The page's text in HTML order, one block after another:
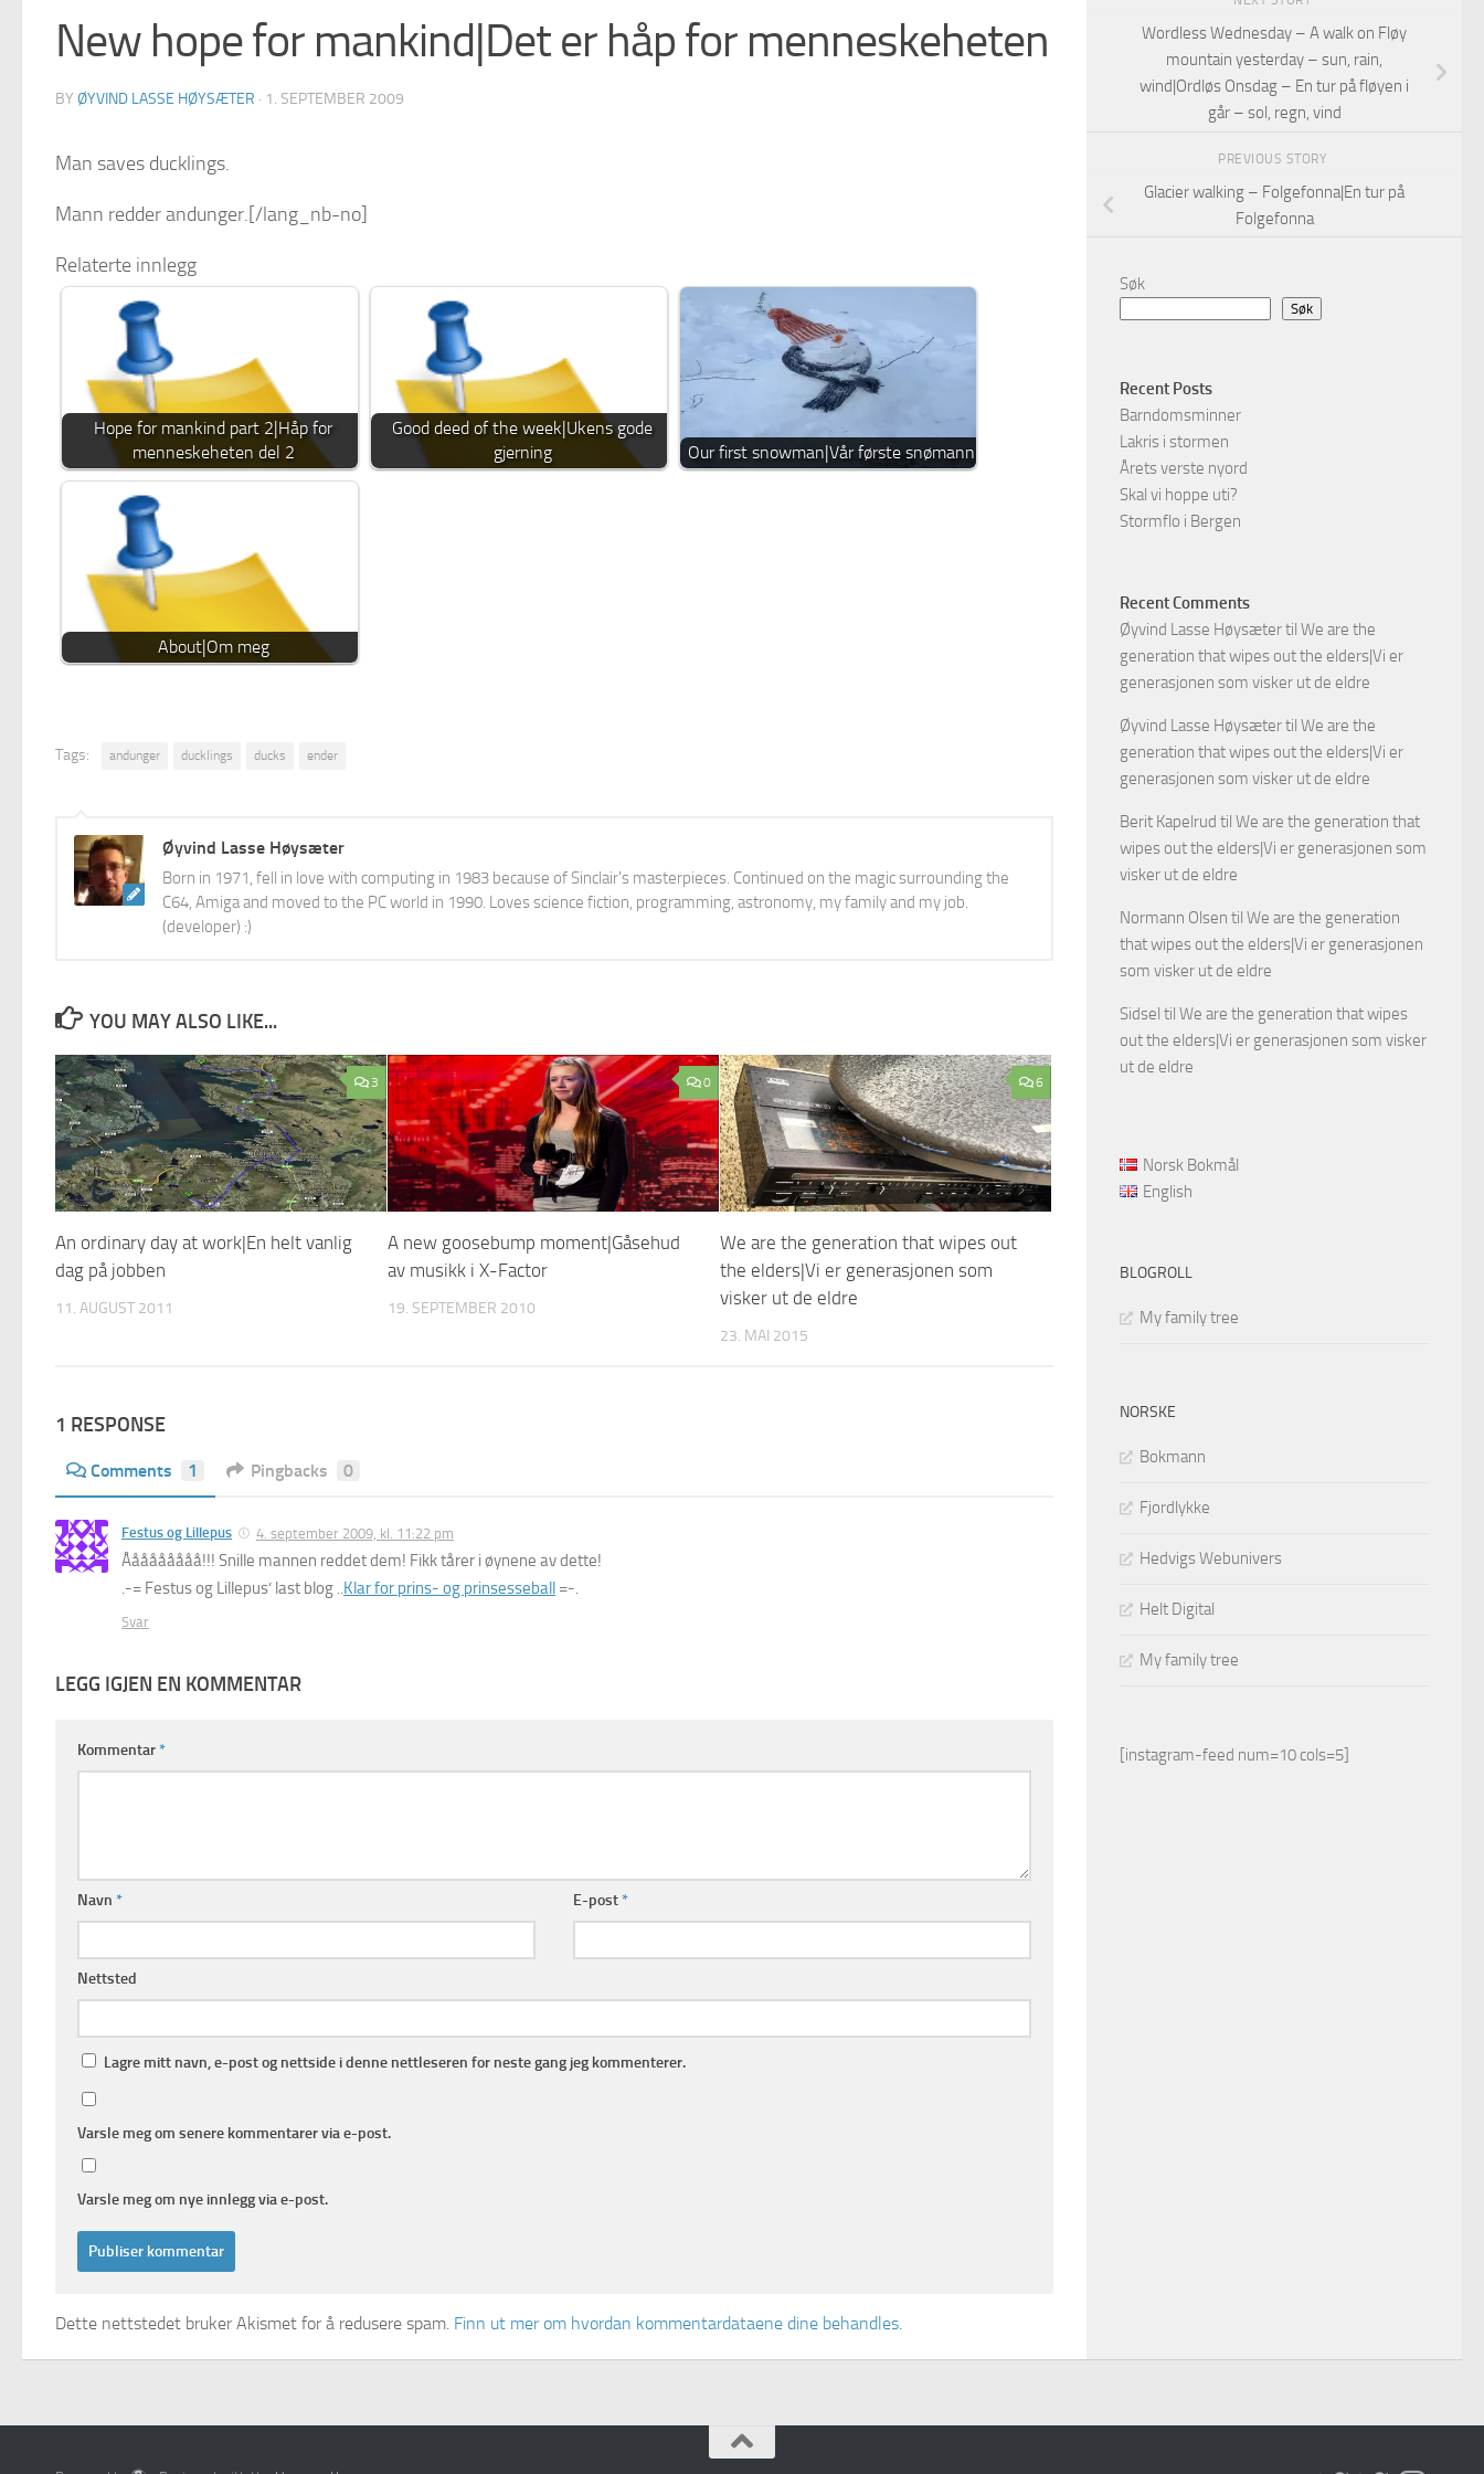
New hope for mankind|Det er håp for menneskeheten
BY ØYVIND LASSE HØYSÆTER · 1. SEPTEMBER 2009
Man saves ducklings.
Mann redder andunger.[/lang_nb-no]
Relaterte innlegg
Hope for mankind part 2|Håp for
menneskeheten del 2
Good deed of the week|Ukens gode
gjerning
Our first snowman|Vår første snømann
About|Om meg
Tags: andunger ducklings ducks ender
Øyvind Lasse Høysæter
Born in 1971, fell in love with computing in 1983 because of Sinclair's masterpieces. Continued on the magic surrounding the
C64, Amiga and moved to the PC world in 1990. Loves science fiction, programming, astronomy, my family and my job.
(developer) :)
YOU MAY ALSO LIKE...
3
An ordinary day at work|En helt vanlig
dag på jobben
11. AUGUST 2011
0
A new goosebump moment|Gåsehud
av musikk i X-Factor
19. SEPTEMBER 2010
6
We are the generation that wipes out
the elders|Vi er generasjonen som
visker ut de eldre
23. MAI 2015
1 RESPONSE
Comments 1 Pingbacks 0
Festus og Lillepus 4. september 2009, kl. 11:22 pm
Ååååååååå!!! Snille mannen reddet dem! Fikk tårer i øynene av dette!
.-= Festus og Lillepus’ last blog ..Klar for prins- og prinsesseball =-.
Svar
LEGG IGJEN EN KOMMENTAR
Kommentar*
Navn * E-post*
Nettsted
Lagre mitt navn, e-post og nettside i denne nettleseren for neste gang jeg kommenterer.
Varsle meg om senere kommentarer via e-post.
Varsle meg om nye innlegg via e-post.
Dette nettstedet bruker Akismet for å redusere spam. Finn ut mer om hvordan kommentardataene dine behandles.
Wordless Wednesday – A walk on Fløy
mountain yesterday – sun, rain,
wind|Ordløs Onsdag – En tur på fløyen i
går – sol, regn, vind
PREVIOUS STORY
Glacier walking – Folgefonna|En tur på
Folgefonna
Søk
Søk
Recent Posts
Barndomsminner
Lakris i stormen
Årets verste nyord
Skal vi hoppe uti?
Stormflo i Bergen
Recent Comments
Øyvind Lasse Høysætertil We are the
generation that wipes out the elders|Vi er
generasjonen som visker ut de eldre
Øyvind Lasse Høysætertil We are the
generation that wipes out the elders|Vi er
generasjonen som visker ut de eldre
Berit Kapelrud til We are the generation that
wipes out the elders|Vi er generasjonen som
visker ut de eldre
Normann Olsen til We are the generation
that wipes out the elders|Vi er generasjonen
som visker ut de eldre
Sidsel til We are the generation that wipes
out the elders|Vi er generasjonen som visker
ut de eldre
Norsk Bokmål
English
BLOGROLL
My family tree
NORSKE
Bokmann
Fjordlykke
Hedvigs Webunivers
Helt Digital
My family tree
[instagram-feed num=10 cols=5]